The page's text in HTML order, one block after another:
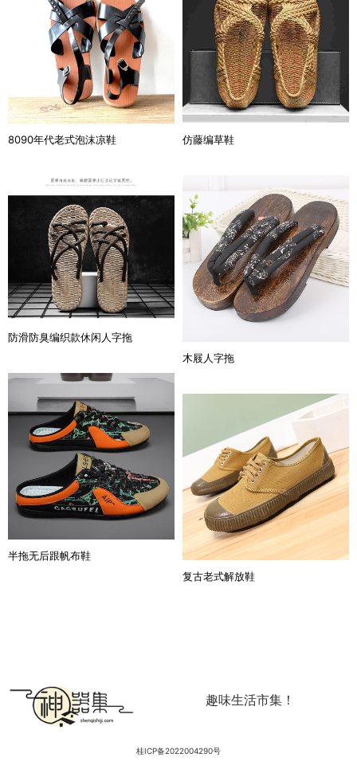
8090年代老式泡沫凉鞋 仿藤编草鞋
防滑防臭编织款休闲人字拖
木屐人字拖
半拖无后跟帆布鞋
复古老式解放鞋
趣味生活市集！
桂ICP备2022004290号